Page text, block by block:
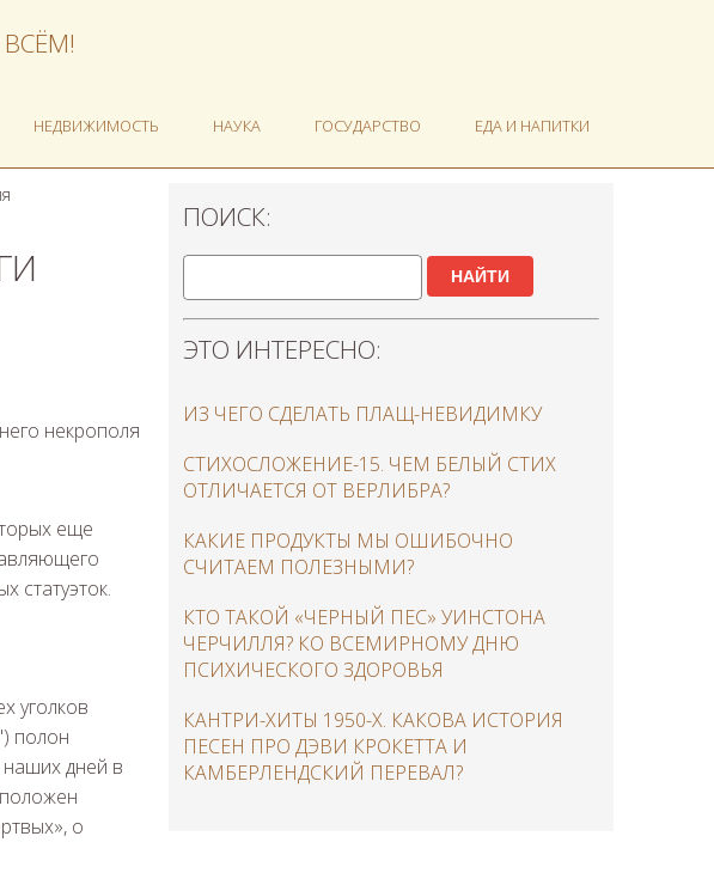
ВСЁМ!
НЕДВИЖИМОСТЬ НАУКА ГОСУДАРСТВО ЕДА И НАПИТКИ
еще
статуэток.
уголков
полон
наших дней в
о
ПОИСК:
НАЙТИ
ЭТО ИНТЕРЕСНО:
ИЗ ЧЕГО СДЕЛАТЬ ПЛАЩ-НЕВИДИМКУ
СТИХОСЛОЖЕНИЕ-15. ЧЕМ БЕЛЫЙ СТИХ
ОТЛИЧАЕТСЯ ОТ ВЕРЛИБРА?
КАКИЕ ПРОДУКТЫ МЫ ОШИБОЧНО
СЧИТАЕМ ПОЛЕЗНЫМИ?
КТО ТАКОЙ «ЧЕРНЫЙ ПЕС» УИНСТОНА
ЧЕРЧИЛЛЯ? КО ВСЕМИРНОМУ ДНЮ
ПСИХИЧЕСКОГО ЗДОРОВЬЯ
КАНТРИ-ХИТЫ 1950-Х. КАКОВА ИСТОРИЯ
ПЕСЕН ПРО ДЭВИ КРОКЕТТА И
КАМБЕРЛЕНДСКИЙ ПЕРЕВАЛ?